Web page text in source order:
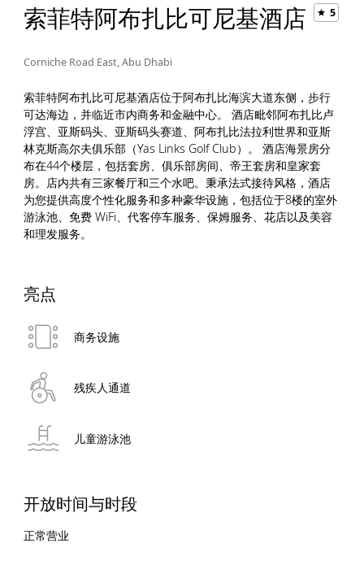
索菲特阿布扎比可尼基酒店 5
Corniche Road East, Abu Dhabi
索菲特阿布扎比可尼基酒店位于阿布扎比海滨大道东侧，步行
可达海边，并临近市内商务和金融中心。 酒店毗邻阿布扎比卢
浮宫、亚斯码头、亚斯码头赛道、阿布扎比法拉利世界和亚斯
林克斯高尔夫俱乐部（Yas Links Golf Club）。 酒店海景房分
布在44个楼层，包括套房、俱乐部房间、帝王套房和皇家套
房。店内共有三家餐厅和三个水吧。秉承法式接待风格，酒店
为您提供高度个性化服务和多种豪华设施，包括位于8楼的室外
游泳池、免费 WiFi、代客停车服务、保姆服务、花店以及美容
和理发服务。
亮点
商务设施
残疾人通道
儿童游泳池
开放时间与时段
正常营业